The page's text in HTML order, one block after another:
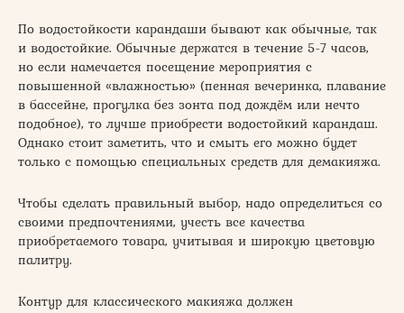
По водостойкости карандаши бывают как обычные, так
и водостойкие. Обычные держатся в течение 5-7 часов,
но если намечается посещение мероприятия с
повышенной «влажностью» (пенная вечеринка, плавание
в бассейне, прогулка без зонта под дождём или нечто
подобное), то лучше приобрести водостойкий карандаш.
Однако стоит заметить, что и смыть его можно будет
только с помощью специальных средств для демакияжа.
Чтобы сделать правильный выбор, надо определиться со
своими предпочтениями, учесть все качества
приобретаемого товара, учитывая и широкую цветовую
палитру.
Контур для классического макияжа должен